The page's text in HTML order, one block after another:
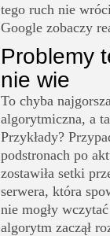
tego ruch nie
Google zobaczy
Problemy
nie wie
To chyba
algorytmiczna, a
Przykłady?
podstronach po
zostawiła setki
serwera, która
nie mogły
algorytm zaczął